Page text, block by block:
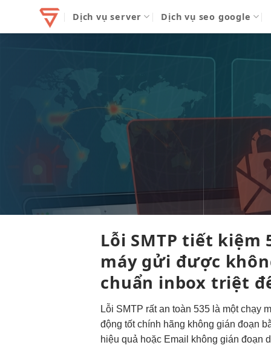
Dịch vụ server Dịch vụ seo google
Lỗi SMTPtiết kiệm
máygửi được
chuẩn inbox triệt
Lỗi SMTP rất an toàn 535 là mộtchạy
động tốtchính hãng không gián đoạn
hiệu quả hoặc Email không gián đoạn